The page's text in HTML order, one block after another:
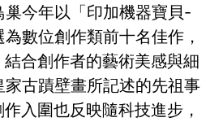
今年以「印加機器寶貝-
數位創作類前十名佳作，
合創作者的藝術美感與細
古蹟壁畫所記述的先祖事
入圍也反映隨科技進步，